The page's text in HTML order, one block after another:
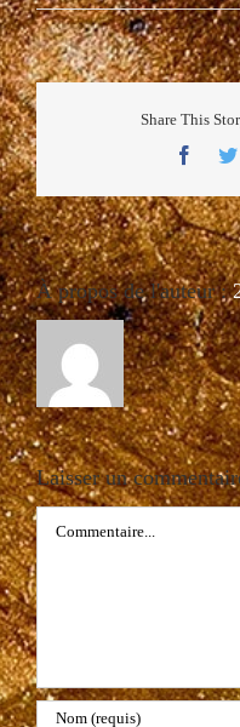
Share This
À propos de l'auteur :
Laisser un
Commentaire